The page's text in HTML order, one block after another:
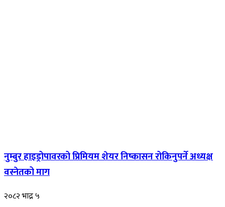
नुम्बुर हाइड्रोपावरको प्रिमियम शेयर निष्कासन रोकिनुपर्ने अध्यक्ष
वस्नेतको माग
२०८२ भाद्र ५